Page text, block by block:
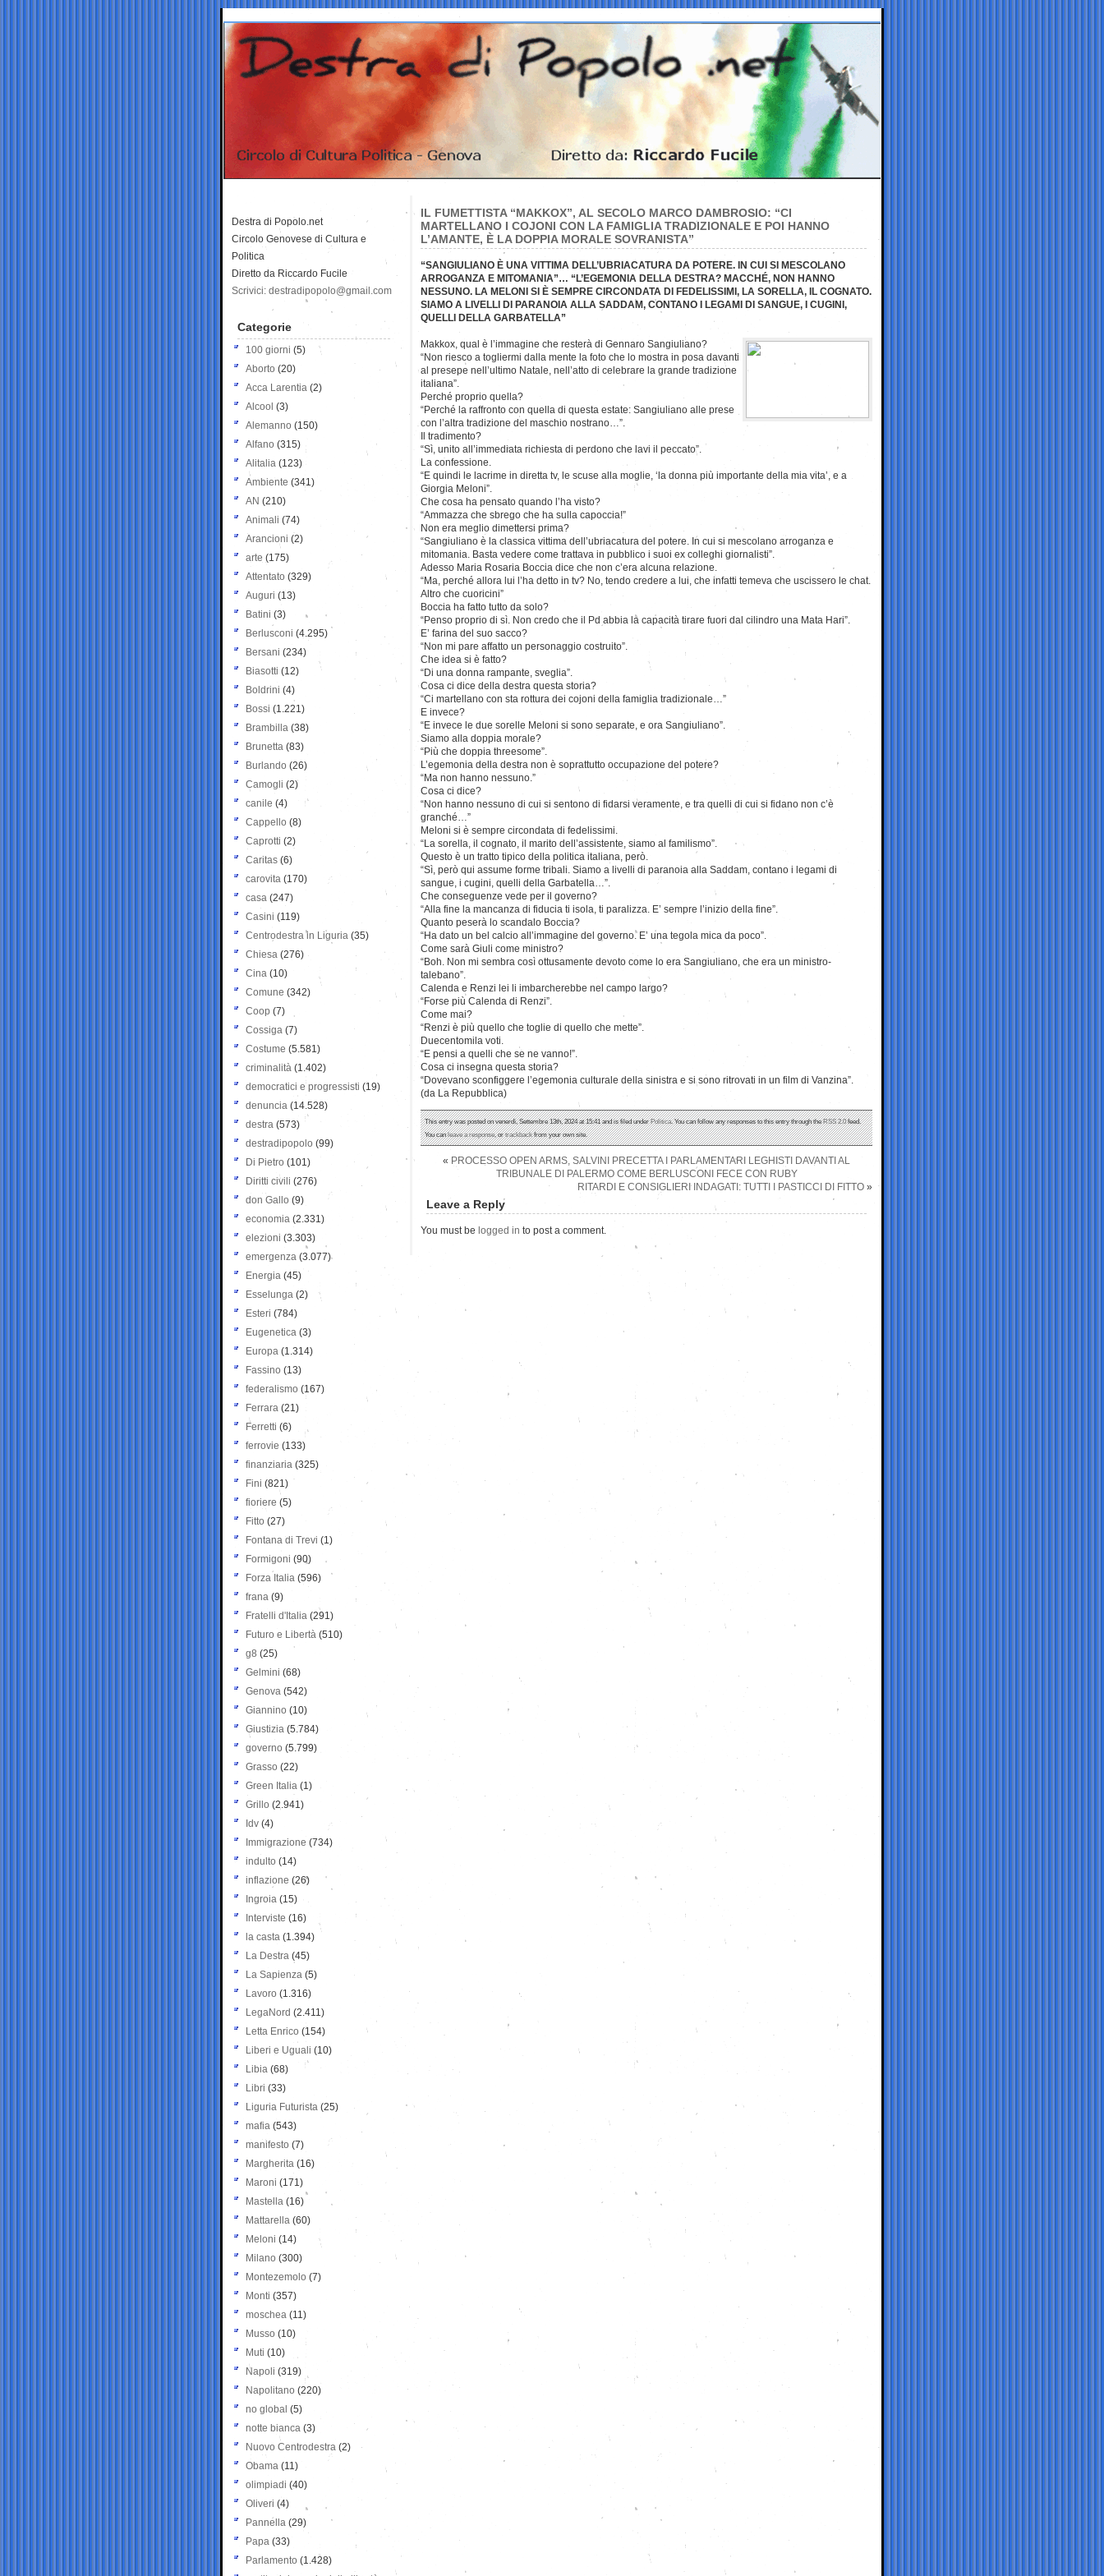
IL FUMETTISTA “MAKKOX”, AL SECOLO MARCO DAMBROSIO: “CI
MARTELLANO I COJONI CON LA FAMIGLIA TRADIZIONALE E POI HANNO
L’AMANTE, È LA DOPPIA MORALE SOVRANISTA”
“SANGIULIANO È UNA VITTIMA DELL’UBRIACATURA DA POTERE. IN CUI SI MESCOLANO
ARROGANZA E MITOMANIA”… “L’EGEMONIA DELLA DESTRA? MACCHÉ, NON HANNO
NESSUNO. LA MELONI SI È SEMPRE CIRCONDATA DI FEDELISSIMI, LA SORELLA, IL COGNATO.
SIAMO A LIVELLI DI PARANOIA ALLA SADDAM, CONTANO I LEGAMI DI SANGUE, I CUGINI,
QUELLI DELLA GARBATELLA”
Makkox, qual è l’immagine che resterà di Gennaro Sangiuliano?
“Non riesco a togliermi dalla mente la foto che lo mostra in posa davanti
al presepe nell’ultimo Natale, nell’atto di celebrare la grande tradizione
italiana”.
Perché proprio quella?
“Perché la raffronto con quella di questa estate: Sangiuliano alle prese
con l’altra tradizione del maschio nostrano…”.
Il tradimento?
“Sì, unito all’immediata richiesta di perdono che lavi il peccato”.
La confessione.
“E quindi le lacrime in diretta tv, le scuse alla moglie, ‘la donna più importante della mia vita’, e a
Giorgia Meloni”.
Che cosa ha pensato quando l’ha visto?
“Ammazza che sbrego che ha sulla capoccia!”
Non era meglio dimettersi prima?
“Sangiuliano è la classica vittima dell’ubriacatura del potere. In cui si mescolano arroganza e
mitomania. Basta vedere come trattava in pubblico i suoi ex colleghi giornalisti”.
Adesso Maria Rosaria Boccia dice che non c’era alcuna relazione.
“Ma, perché allora lui l’ha detto in tv? No, tendo credere a lui, che infatti temeva che uscissero le chat.
Altro che cuoricini”
Boccia ha fatto tutto da solo?
“Penso proprio di sì. Non credo che il Pd abbia la capacità tirare fuori dal cilindro una Mata Hari”.
E’ farina del suo sacco?
“Non mi pare affatto un personaggio costruito”.
Che idea si è fatto?
“Di una donna rampante, sveglia”.
Cosa ci dice della destra questa storia?
“Ci martellano con sta rottura dei cojoni della famiglia tradizionale…”
E invece?
“E invece le due sorelle Meloni si sono separate, e ora Sangiuliano”.
Siamo alla doppia morale?
“Più che doppia threesome”.
L’egemonia della destra non è soprattutto occupazione del potere?
“Ma non hanno nessuno.”
Cosa ci dice?
“Non hanno nessuno di cui si sentono di fidarsi veramente, e tra quelli di cui si fidano non c’è
granché…”
Meloni si è sempre circondata di fedelissimi.
“La sorella, il cognato, il marito dell’assistente, siamo al familismo”.
Questo è un tratto tipico della politica italiana, però.
“Sì, però qui assume forme tribali. Siamo a livelli di paranoia alla Saddam, contano i legami di
sangue, i cugini, quelli della Garbatella…”.
Che conseguenze vede per il governo?
“Alla fine la mancanza di fiducia ti isola, ti paralizza. E’ sempre l’inizio della fine”.
Quanto peserà lo scandalo Boccia?
“Ha dato un bel calcio all’immagine del governo. E’ una tegola mica da poco”.
Come sarà Giuli come ministro?
“Boh. Non mi sembra così ottusamente devoto come lo era Sangiuliano, che era un ministro-
talebano”.
Calenda e Renzi lei li imbarcherebbe nel campo largo?
“Forse più Calenda di Renzi”.
Come mai?
“Renzi è più quello che toglie di quello che mette”.
Duecentomila voti.
“E pensi a quelli che se ne vanno!”.
Cosa ci insegna questa storia?
“Dovevano sconfiggere l’egemonia culturale della sinistra e si sono ritrovati in un film di Vanzina”.
(da La Repubblica)
This entry was posted on venerdì, Settembre 13th, 2024 at 15:41 and is filed underPolitica. You can follow any responses to this entry through theRSS 2.0feed.
You canleave a response, ortrackbackfrom your own site.
« PROCESSO OPEN ARMS, SALVINI PRECETTA I PARLAMENTARI LEGHISTI DAVANTI AL
TRIBUNALE DI PALERMO COME BERLUSCONI FECE CON RUBY
RITARDI E CONSIGLIERI INDAGATI: TUTTI I PASTICCI DI FITTO »
Leave a Reply
You must be logged in to post a comment.
Destra di Popolo.net
Circolo Genovese di Cultura e
Politica
Diretto da Riccardo Fucile
Scrivici: destradipopolo@gmail.com
Categorie
100 giorni (5)
Aborto (20)
Acca Larentia (2)
Alcool (3)
Alemanno (150)
Alfano (315)
Alitalia (123)
Ambiente (341)
AN (210)
Animali (74)
Arancioni (2)
arte (175)
Attentato (329)
Auguri (13)
Batini (3)
Berlusconi (4.295)
Bersani (234)
Biasotti (12)
Boldrini (4)
Bossi (1.221)
Brambilla (38)
Brunetta (83)
Burlando (26)
Camogli (2)
canile (4)
Cappello (8)
Caprotti (2)
Caritas (6)
carovita (170)
casa (247)
Casini (119)
Centrodestra in Liguria (35)
Chiesa (276)
Cina (10)
Comune (342)
Coop (7)
Cossiga (7)
Costume (5.581)
criminalità (1.402)
democratici e progressisti (19)
denuncia (14.528)
destra (573)
destradipopolo (99)
Di Pietro (101)
Diritti civili (276)
don Gallo (9)
economia (2.331)
elezioni (3.303)
emergenza (3.077)
Energia (45)
Esselunga (2)
Esteri (784)
Eugenetica (3)
Europa (1.314)
Fassino (13)
federalismo (167)
Ferrara (21)
Ferretti (6)
ferrovie (133)
finanziaria (325)
Fini (821)
fioriere (5)
Fitto (27)
Fontana di Trevi (1)
Formigoni (90)
Forza Italia (596)
frana (9)
Fratelli d'Italia (291)
Futuro e Libertà (510)
g8 (25)
Gelmini (68)
Genova (542)
Giannino (10)
Giustizia (5.784)
governo (5.799)
Grasso (22)
Green Italia (1)
Grillo (2.941)
Idv (4)
Immigrazione (734)
indulto (14)
inflazione (26)
Ingroia (15)
Interviste (16)
la casta (1.394)
La Destra (45)
La Sapienza (5)
Lavoro (1.316)
LegaNord (2.411)
Letta Enrico (154)
Liberi e Uguali (10)
Libia (68)
Libri (33)
Liguria Futurista (25)
mafia (543)
manifesto (7)
Margherita (16)
Maroni (171)
Mastella (16)
Mattarella (60)
Meloni (14)
Milano (300)
Montezemolo (7)
Monti (357)
moschea (11)
Musso (10)
Muti (10)
Napoli (319)
Napolitano (220)
no global (5)
notte bianca (3)
Nuovo Centrodestra (2)
Obama (11)
olimpiadi (40)
Oliveri (4)
Pannella (29)
Papa (33)
Parlamento (1.428)